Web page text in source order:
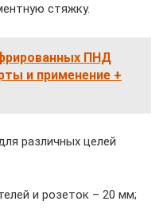
стяжку.
ПНД
и применение +
различных целей
и розеток – 20 мм;